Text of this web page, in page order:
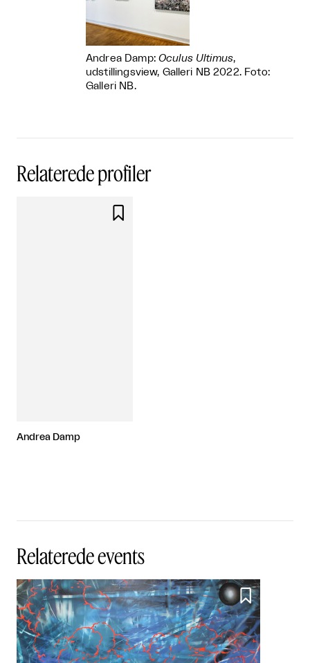
Andrea Damp: Oculus Ultimus,
udstillingsview, Galleri NB 2022. Foto:
Galleri NB.
Relaterede profiler

Andrea Damp
Relaterede events
